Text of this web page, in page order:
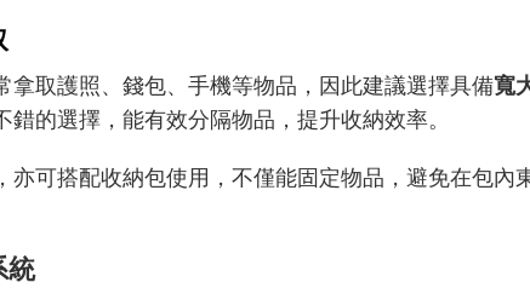
拿取護照、錢包、手機等物品，因此建議選擇具備寬
的選擇，能有效分隔物品，提升收納效率。
亦可搭配收納包使用，不僅能固定物品，避免在包
統